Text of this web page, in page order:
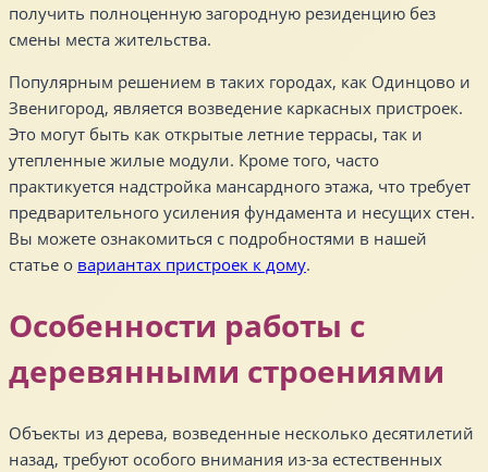
получить полноценную загородную резиденцию без
смены места жительства.
Популярным решением в таких городах, как Одинцово и
Звенигород, является возведение каркасных пристроек.
Это могут быть как открытые летние террасы, так и
утепленные жилые модули. Кроме того, часто
практикуется надстройка мансардного этажа, что требует
предварительного усиления фундамента и несущих стен.
Вы можете ознакомиться с подробностями в нашей
статье о вариантах пристроек к дому.
Особенности работы с
деревянными строениями
Объекты из дерева, возведенные несколько десятилетий
назад, требуют особого внимания из-за естественных